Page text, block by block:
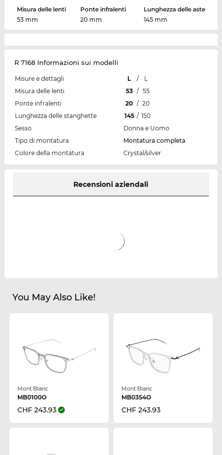
Misura delle lenti
53 mm
Ponte infralenti
20 mm
Lunghezza delle aste
145 mm
R 7168 Informazioni sui modelli
Misure e dettagli L /
L
Misura delle lenti
53 / 55
Ponte infralenti
20 / 20
Lunghezza delle stanghette
145 / 150
Sesso
Donna e Uomo
Tipo di montatura
Montatura completa
Colore della montatura
Crystal/silver
Recensioni aziendali
You May Also Like!
Mont Blanc
MB0100O
CHF 243.93
Mont Blanc
MB0354O
CHF 243.93